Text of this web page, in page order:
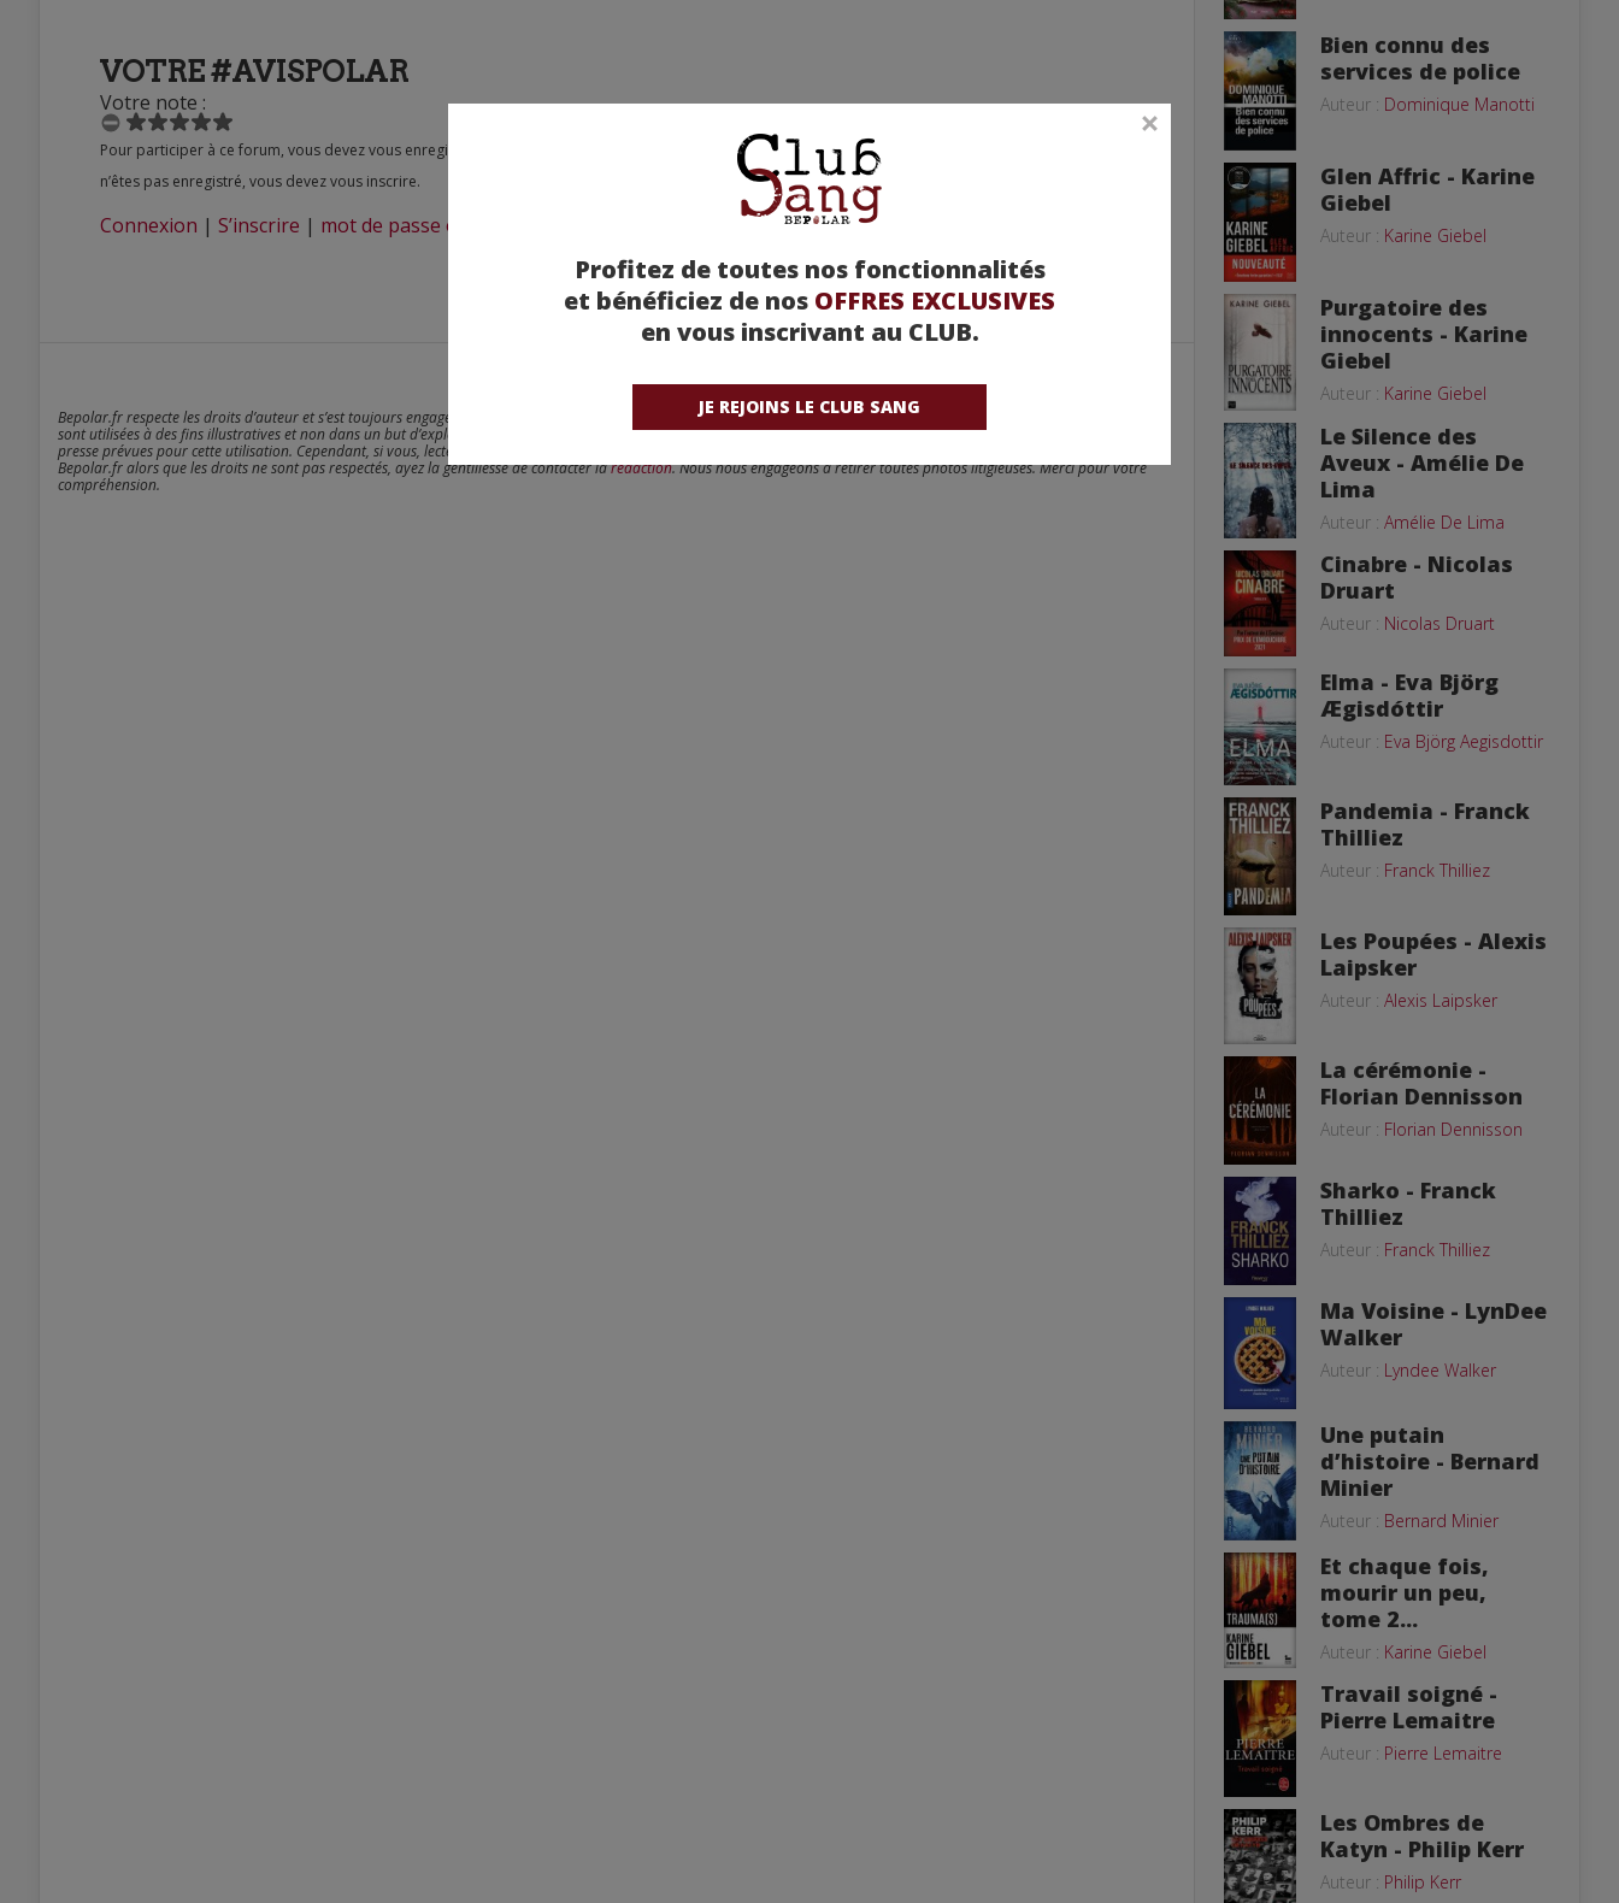
Profitez de toutes nos fonctionnalités
et bénéficiez de nos OFFRES EXCLUSIVES
en vous inscrivant au CLUB.
JE REJOINS LE CLUB SANG
VOTRE #AVISPOLAR
Votre note :
Pour participer à ce forum, vous devez vous enregistrer au préalable. Merci d’indiquer ci-dessous l’identifiant personnel qui vous a été fourni. Si vous
n’êtes pas enregistré, vous devez vous inscrire.
Connexion | S’inscrire | mot de passe oublié ?
Bepolar.fr respecte les droits d’auteur et s’est toujours engagé à être rigoureux sur ce point, dans le respect du travail des artistes que nous cherchons à valoriser. Les photos
sont utilisées à des fins illustratives et non dans un but d’exploitation commerciale. et nous veillons à n’illustrer nos articles qu’avec des photos fournis dans les dossiers de
presse prévues pour cette utilisation. Cependant, si vous, lecteur - anonyme, distributeur, attaché de presse, artiste, photographe constatez qu’une photo est diffusée sur
Bepolar.fr alors que les droits ne sont pas respectés, ayez la gentillesse de contacter larédaction. Nous nous engageons à retirer toutes photos litigieuses. Merci pour votre
compréhension.
Bien connu des
services de police
Auteur : Dominique Manotti
Glen Affric - Karine
Giebel
Auteur : Karine Giebel
Purgatoire des
innocents - Karine
Giebel
Auteur : Karine Giebel
Le Silence des
Aveux - Amélie De
Lima
Auteur : Amélie De Lima
Cinabre - Nicolas
Druart
Auteur : Nicolas Druart
Elma - Eva Björg
Ægisdóttir
Auteur : Eva Björg Aegisdottir
Pandemia - Franck
Thilliez
Auteur : Franck Thilliez
Les Poupées - Alexis
Laipsker
Auteur : Alexis Laipsker
La cérémonie -
Florian Dennisson
Auteur : Florian Dennisson
Sharko - Franck
Thilliez
Auteur : Franck Thilliez
Ma Voisine - LynDee
Walker
Auteur : Lyndee Walker
Une putain
d’histoire - Bernard
Minier
Auteur : Bernard Minier
Et chaque fois,
mourir un peu,
tome 2...
Auteur : Karine Giebel
Travail soigné -
Pierre Lemaitre
Auteur : Pierre Lemaitre
Les Ombres de
Katyn - Philip Kerr
Auteur : Philip Kerr